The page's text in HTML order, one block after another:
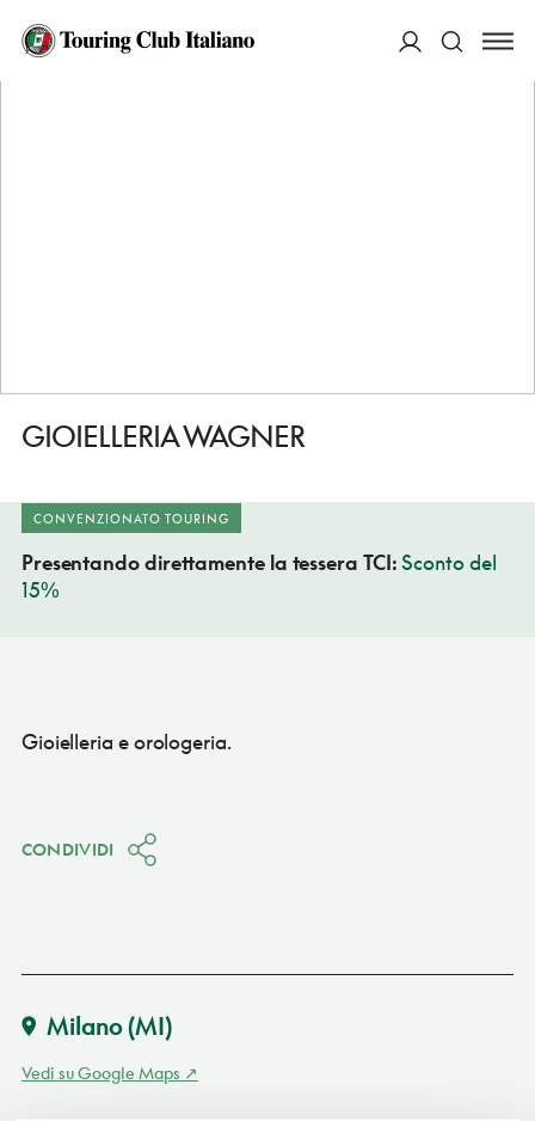
HOME
GIOIELLERIA WAGNER
CONVENZIONATO TOURING
Presentando direttamente la tessera TCI:Sconto del
15%
Gioielleria e orologeria.
CONDIVIDI
Milano(MI)
Vedi su Google Maps